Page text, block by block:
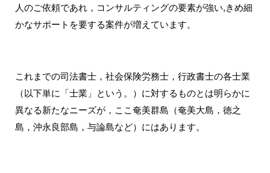
人のご依頼であれ，コンサルティングの要素が強い,きめ細
かなサポートを要する案件が増えています。
これまでの司法書士，社会保険労務士，行政書士の各士業
（以下単に「士業」という。）に対するものとは明らかに
異なる新たなニーズが，ここ奄美群島（奄美大島，徳之
島，沖永良部島，与論島など）にはあります。